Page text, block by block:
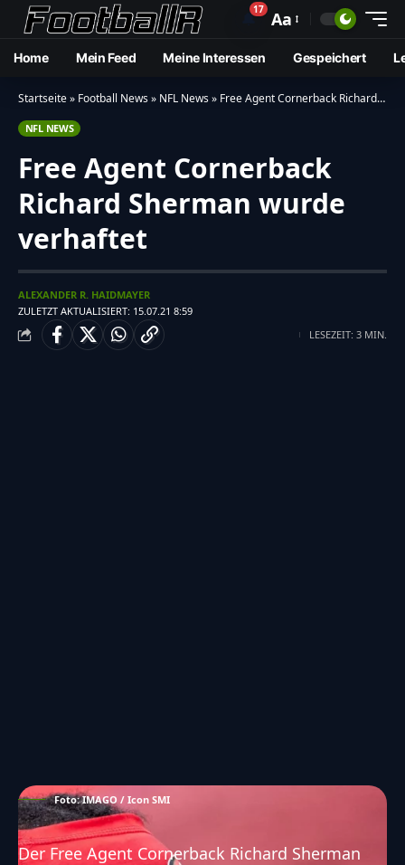
🔔17 Aa
Home Mein Feed Meine Interessen Gespeichert
Startseite» Football News» NFL News» Free Agent Cornerback Richard Sherman wurde verhaftet
NFL NEWS
Free Agent Cornerback
Richard Sherman wurde
verhaftet
ZULETZT AKTUALISIERT: 15.07.21 8:59
ALEXANDER R. HAIDMAYER
LESEZEIT: 3 MIN.
Foto: IMAGO / Icon SMI
Der Free Agent Cornerback Richard Sherman